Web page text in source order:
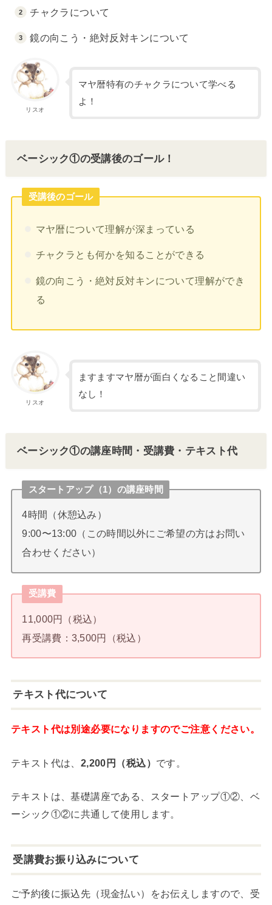
チャクラについて
鏡の向こう・絶対反対キンについて
リスオ
マヤ暦特有のチャクラについて学べる
よ！
ベーシック①の受講後のゴール！
受講後のゴール
マヤ暦について理解が深まっている
チャクラとも何かを知ることができる
鏡の向こう・絶対反対キンについて理解ができ
る
リスオ
ますますマヤ暦が面白くなること間違い
なし！
ベーシック①の講座時間・受講費・テキスト代
スタートアップ（1）の講座時間
4時間（休憩込み）
9:00〜13:00（この時間以外にご希望の方はお問い
合わせください）
受講費
11,000円（税込）
再受講費：3,500円（税込）
テキスト代について
テキスト代は別途必要になりますのでご注意ください。
テキスト代は、 2,200円（税込） です。
テキストは、基礎講座である、スタートアップ①②、ベ
ーシック①②に共通して使用します。
受講費お振り込みについて
ご予約後に振込先（現金払い）をお伝えしますので、受